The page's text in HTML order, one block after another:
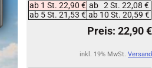
ab 1 St. 22,90 € ab 2 St. 22,08 €
ab 5 St. 21,53 € ab 10 St. 20,59 €
inkl. 19% MwSt. Versand